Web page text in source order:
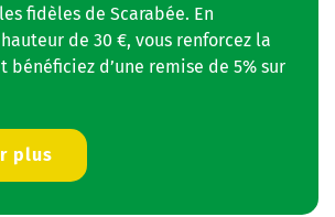
fidèles de Scarabée. En
de 30 €, vous renforcez la
bénéficiez d’une remise de 5% sur
plus